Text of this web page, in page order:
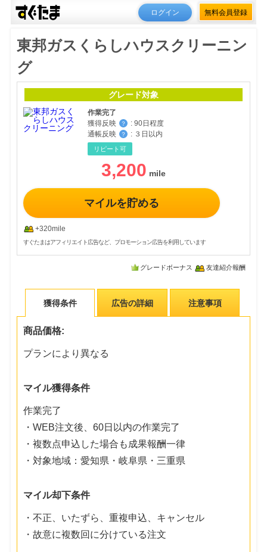
ログイン 無料会員登録
東邦ガスくらしハウスクリーニン
グ
グレード対象
作業完了
獲得反映
？ : 90日程度
通帳反映
？ : ３日以内
リピート可
3,200
マイルを貯める
+320mile
すぐたまはアフィリエイト広告など、プロモーション広告を利用しています
グレードボーナス 友達紹介報酬
獲得条件 広告の詳細 注意事項
商品価格:
プランにより異なる
マイル獲得条件
作業完了
・WEB注文後、60日以内の作業完了
・複数点申込した場合も成果報酬一律
・対象地域：愛知県・岐阜県・三重県
マイル却下条件
・不正、いたずら、重複申込、キャンセル
・故意に複数回に分けている注文